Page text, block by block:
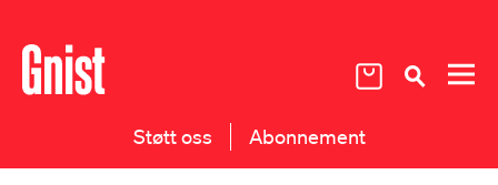
Støtt oss Abonnement